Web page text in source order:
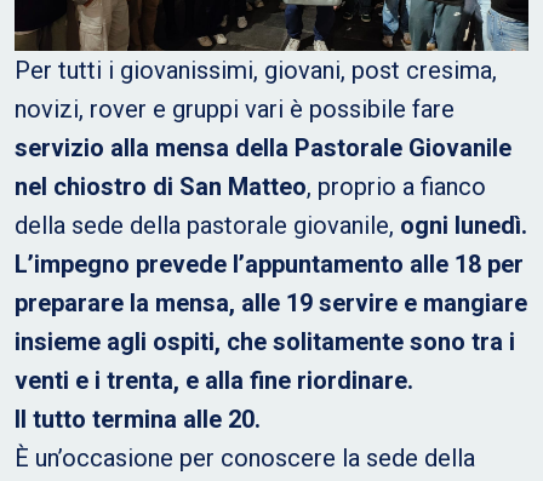
Per tutti i giovanissimi, giovani, post cresima,
novizi, rover e gruppi vari è possibile fare
servizio alla mensa della Pastorale Giovanile
nel chiostro di San Matteo, proprio a fianco
della sede della pastorale giovanile, ogni lunedì.
L’impegno prevede l’appuntamento alle 18 per
preparare la mensa, alle 19 servire e mangiare
insieme agli ospiti, che solitamente sono tra i
venti e i trenta, e alla fine riordinare.
Il tutto termina alle 20.
È un’occasione per conoscere la sede della